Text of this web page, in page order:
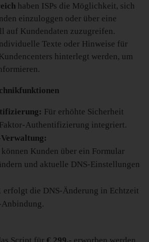
haben ISPs die Möglichkeit, sich
einzuloggen oder über eine
auf Kundendaten zuzugreifen.
Texte oder Hinweise für
hinterlegt werden, um
Für erhöhte Sicherheit
Authentifizierung integriert.
können Kunden über ein Formular
und aktuelle DNS-Einstellungen
erfolgt die DNS-Änderung in Echtzeit